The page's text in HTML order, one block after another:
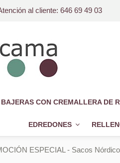
al cliente: 646 69 49 03
BAJERAS CON CREMALLERA DE
EDREDONES
ESPECIAL - Sacos